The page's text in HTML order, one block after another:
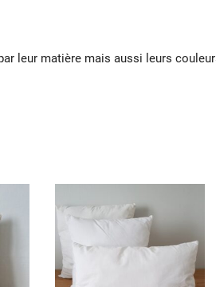
leur matière mais aussi leurs